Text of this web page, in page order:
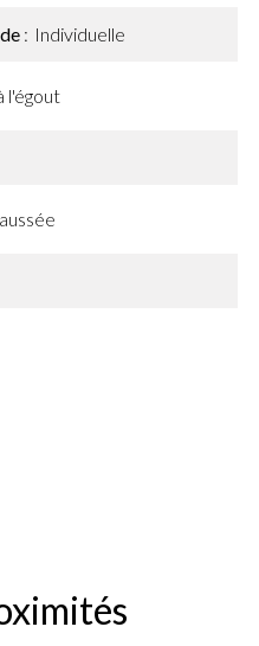
Individuelle
l'égout